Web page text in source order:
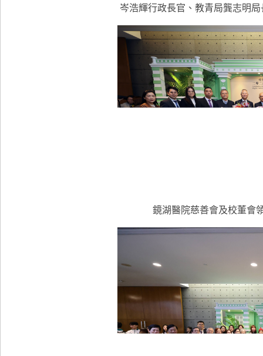
岑浩輝行政長官、教青局龔志明
鏡湖醫院慈善會及校董會